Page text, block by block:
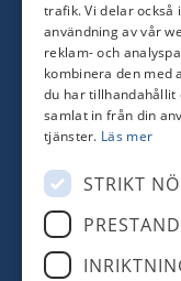
trafik. Vi delar
användning av vår
reklam- och
kombinera den med
du har tillhandahållit
samlat in från din
tjänster. Läs mer
STRIKT